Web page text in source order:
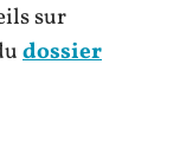
sur
dossier